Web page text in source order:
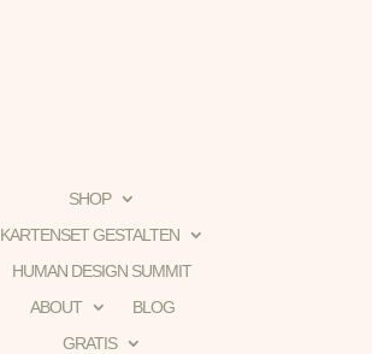
SHOP
KARTENSET GESTALTEN
HUMAN DESIGN SUMMIT
ABOUT
BLOG
GRATIS